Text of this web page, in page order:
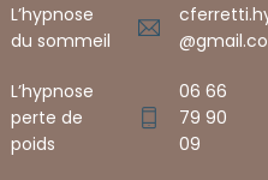
L’hypnose
du sommeil
L’hypnose
perte de
poids
06 66
79 90
09